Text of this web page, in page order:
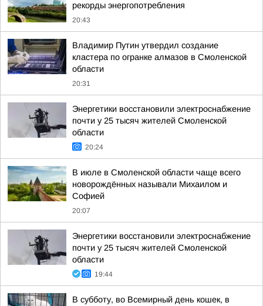
рекорды энергопотребления
20:43
Владимир Путин утвердил создание
кластера по огранке алмазов в Смоленской
области
20:31
Энергетики восстановили электроснабжение
почти у 25 тысяч жителей Смоленской
области
20:24
В июле в Смоленской области чаще всего
новорождённых называли Михаилом и
Софией
20:07
Энергетики восстановили электроснабжение
почти у 25 тысяч жителей Смоленской
области
19:44
В субботу, во Всемирный день кошек, в